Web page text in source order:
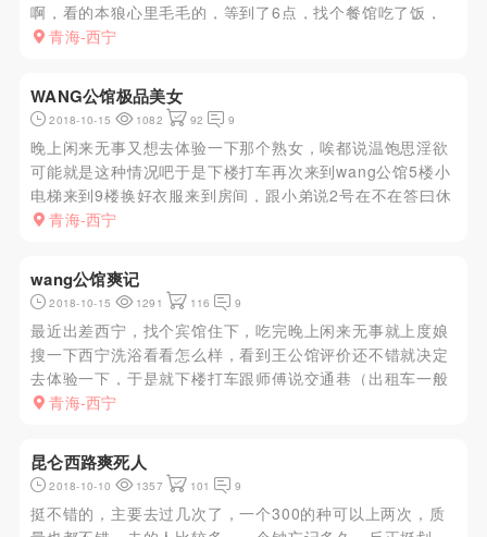
啊，看的本狼心里毛毛的，等到了6点，找个餐馆吃了饭，
先是座公交车到五一桥附近，除了洗浴中心之类的，其他发
觉刺激）、又去了三角...
青海-西宁
WANG公馆极品美女
2018-10-15 1082 92 9
晚上闲来无事又想去体验一下那个熟女，唉都说温饱思淫欲
可能就是这种情况吧于是下楼打车再次来到wang公馆5楼小
电梯来到9楼换好衣服来到房间，跟小弟说2号在不在答曰休
假（鬼知道他们说的真假但是没办法），我去运气这么差有
跟他说老顾客了...
青海-西宁
wang公馆爽记
2018-10-15 1291 116 9
最近出差西宁，找个宾馆住下，吃完晚上闲来无事就上度娘
搜一下西宁洗浴看看怎么样，看到王公馆评价还不错就决定
去体验一下，于是就下楼打车跟师傅说交通巷（出租车一般
对这种地都比较熟悉）会心一笑，男人嘛！从西宁夏日麗景
厅还是单间，小弟引致...
青海-西宁
昆仑西路爽死人
2018-10-10 1357 101 9
挺不错的，主要去过几次了，一个300的种可以上两次，质